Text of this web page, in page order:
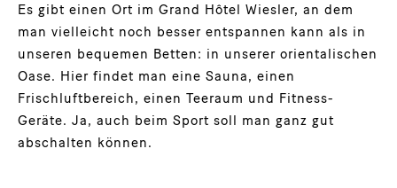
Es gibt einen Ort im Grand Hôtel Wiesler, an dem
man vielleicht noch besser entspannen kann als in
unseren bequemen Betten: in unserer orientalischen
Oase. Hier findet man eine Sauna, einen
Frischluftbereich, einen Teeraum und Fitness-
Geräte. Ja, auch beim Sport soll man ganz gut
abschalten können.